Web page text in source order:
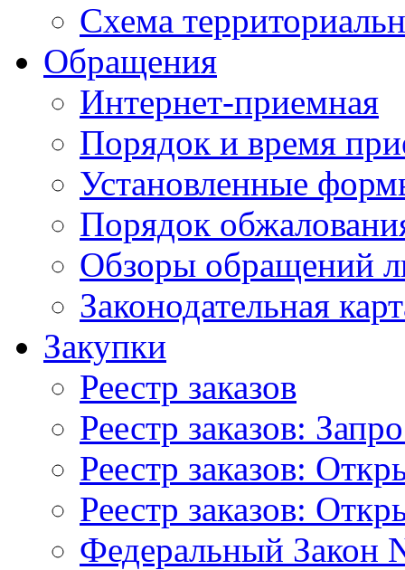
Схема
Обращения
Интернет-приемная
Порядок и время
Установленные
Порядок
Обзоры обращений
Законодательная
Закупки
Реестр заказов
Реестр заказов:
Реестр заказов:
Реестр заказов:
Федеральный Закон